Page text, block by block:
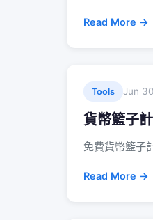
Read More →
Tools Jun
貨幣籃子
免費貨幣籃子
Read More →